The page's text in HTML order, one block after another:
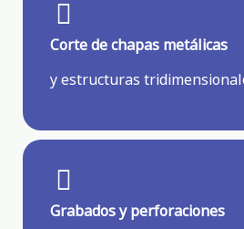
Corte de chapas metálicas
y estructuras
Grabados y perforaciones